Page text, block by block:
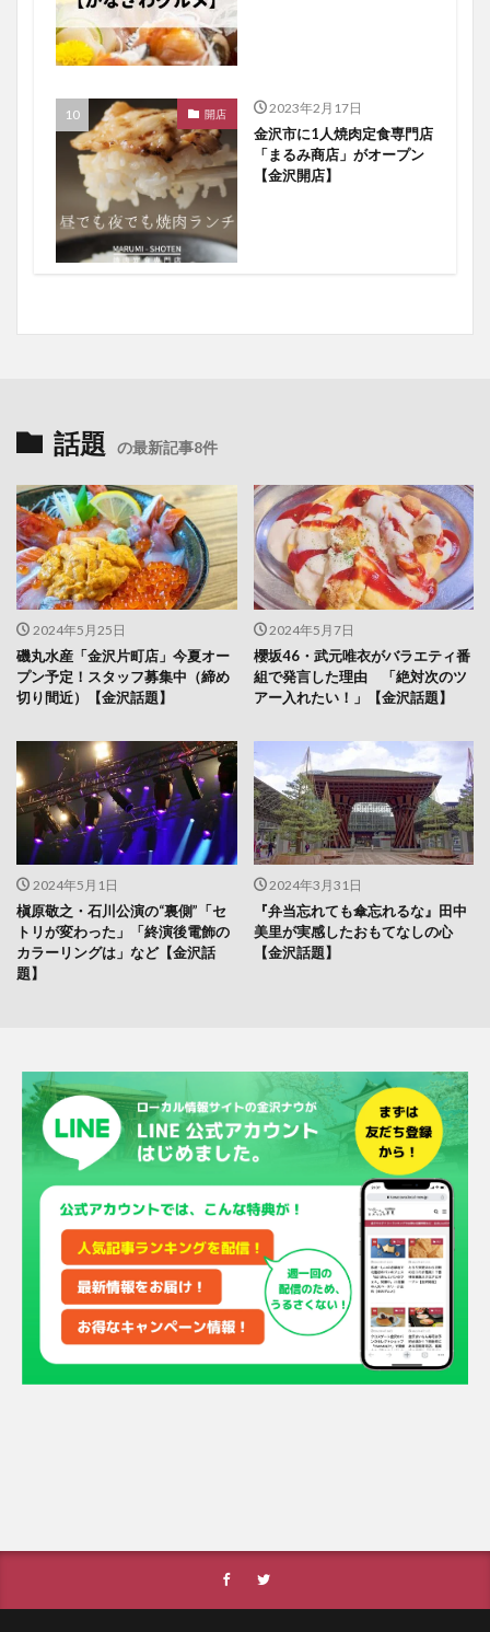
開店 2023年2月17日
金沢市に1人焼肉定食専門店
「まるみ商店」がオープン
【金沢開店】
話題 の最新記事8件
2024年5月25日
磯丸水産「金沢片町店」今夏オー
プン予定！スタッフ募集中（締め
切り間近）【金沢話題】
2024年5月7日
櫻坂46・武元唯衣がバラエティ番
組で発言した理由 「絶対次のツ
アー入れたい！」【金沢話題】
2024年5月1日
槇原敬之・石川公演の“裏側”「セ
トリが変わった」「終演後電飾の
カラーリングは」など【金沢話
題】
2024年3月31日
『弁当忘れても傘忘れるな』田中
美里が実感したおもてなしの心
【金沢話題】